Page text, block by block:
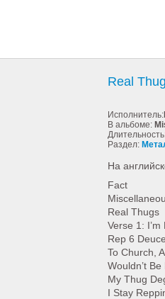
Real
Исполнитель:
В альбоме:
Раздел:
На
Fact
Real Thugs
Verse 1:
Rep 6
To Church,
Wouldn’t
My Thug
I Stay